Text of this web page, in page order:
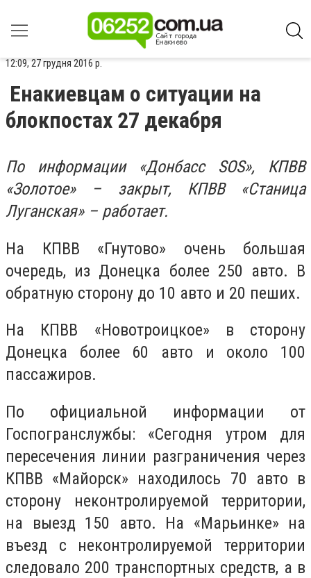
12:09, 27 грудня 2016 р.
Енакиевцам о ситуации на
блокпостах 27 декабря
По информации «Донбасс SOS», КПВВ
«Золотое» – закрыт, КПВВ «Станица
Луганская» – работает.
На КПВВ «Гнутово» очень большая
очередь, из Донецка более 250 авто. В
обратную сторону до 10 авто и 20 пеших.
На КПВВ «Новотроицкое» в сторону
Донецка более 60 авто и около 100
пассажиров.
По официальной информации от
Госпогранслужбы: «Сегодня утром для
пересечения линии разграничения через
КПВВ «Майорск» находилось 70 авто в
сторону неконтролируемой территории,
на выезд 150 авто. На «Марьинке» на
въезд с неконтролируемой территории
следовало 200 транспортных средств, а в